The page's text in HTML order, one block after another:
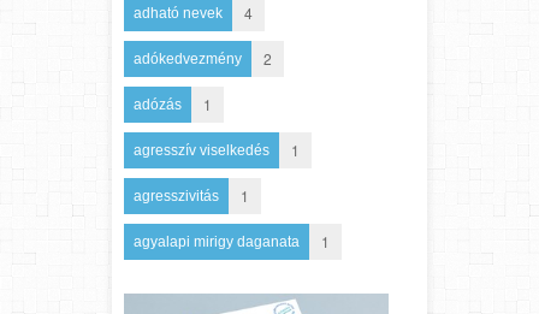
adható nevek 4
adókedvezmény 2
adózás 1
agresszív viselkedés 1
agresszivitás 1
agyalapi mirigy daganata 1